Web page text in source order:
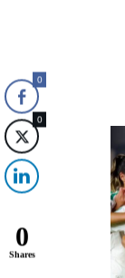
0
0
0
Shares